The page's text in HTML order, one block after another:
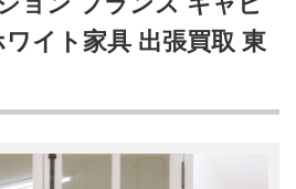
イト家具 出張買取 東